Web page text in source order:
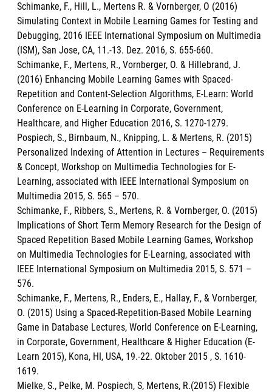
Schimanke, F., Hill, L., Mertens R. & Vornberger, O (2016)
Simulating Context in Mobile Learning Games for Testing and
Debugging, 2016 IEEE International Symposium on Multimedia
(ISM), San Jose, CA, 11.-13. Dez. 2016, S. 655-660.
Schimanke, F., Mertens, R., Vornberger, O. & Hillebrand, J.
(2016) Enhancing Mobile Learning Games with Spaced-
Repetition and Content-Selection Algorithms, E-Learn: World
Conference on E-Learning in Corporate, Government,
Healthcare, and Higher Education 2016, S. 1270-1279.
Pospiech, S., Birnbaum, N., Knipping, L. & Mertens, R. (2015)
Personalized Indexing of Attention in Lectures – Requirements
& Concept, Workshop on Multimedia Technologies for E-
Learning, associated with IEEE International Symposium on
Multimedia 2015, S. 565 – 570.
Schimanke, F., Ribbers, S., Mertens, R. & Vornberger, O. (2015)
Implications of Short Term Memory Research for the Design of
Spaced Repetition Based Mobile Learning Games, Workshop
on Multimedia Technologies for E-Learning, associated with
IEEE International Symposium on Multimedia 2015, S. 571 –
576.
Schimanke, F., Mertens, R., Enders, E., Hallay, F., & Vornberger,
O. (2015) Using a Spaced-Repetition-Based Mobile Learning
Game in Database Lectures, World Conference on E-Learning,
in Corporate, Government, Healthcare & Higher Education (E-
Learn 2015), Kona, HI, USA, 19.-22. Oktober 2015 , S. 1610-
1619.
Mielke, S., Pelke, M. Pospiech, S, Mertens, R.(2015) Flexible